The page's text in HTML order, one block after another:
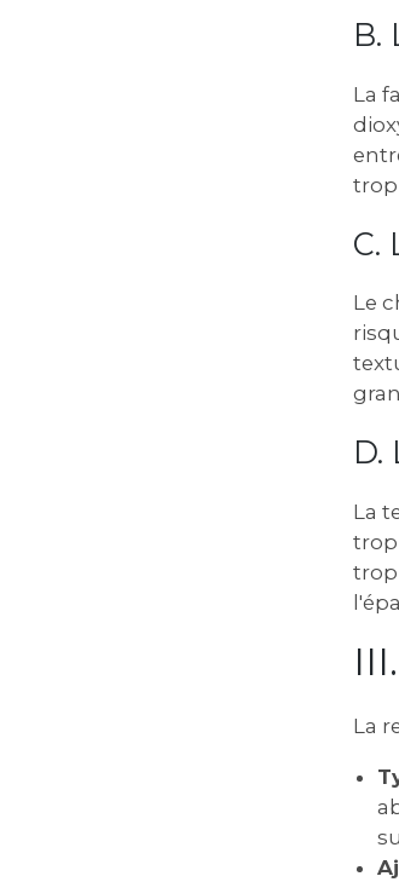
B.
La
trop
C.
Le
D.
La
trop
trop
La